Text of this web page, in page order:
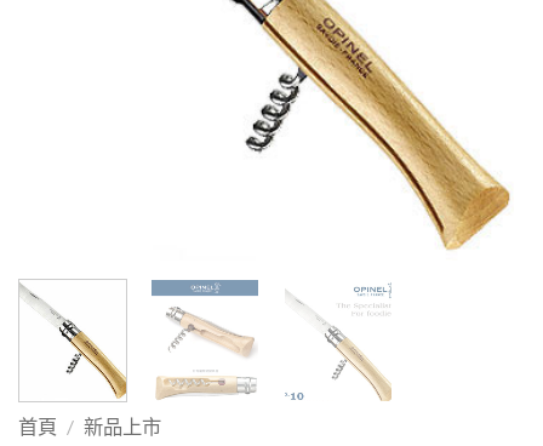
首頁 / 新品上市